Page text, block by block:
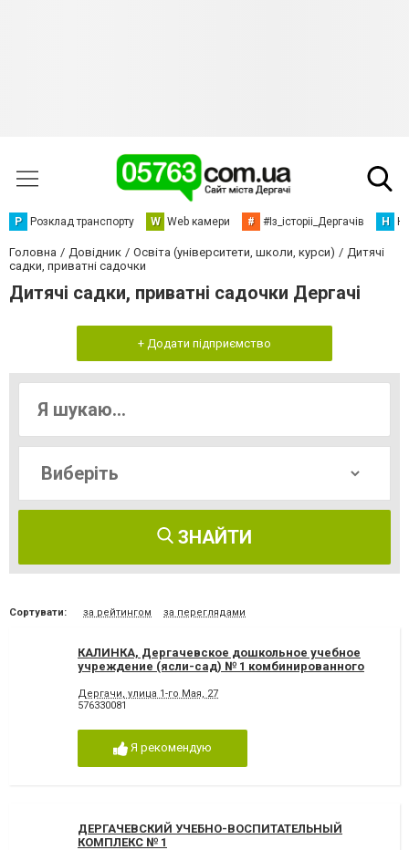
Р Розклад транспорту W Web камери # #Із_історіі_Дергачів Н
Головна Довідник Освіта (університети, школи, курси)
Дитячі
садки, приватні садочки
Дитячі садки, приватні садочки Дергачі
+ Додати підприємство
ЗНАЙТИ
Сортувати: за рейтингом за переглядами
КАЛИНКА, Дергачевское дошкольное учебное
учреждение (ясли-сад) № 1 комбинированного
Дергачи, улица 1-го Мая, 27
576330081
Я рекомендую
ДЕРГАЧЕВСКИЙ УЧЕБНО-ВОСПИТАТЕЛЬНЫЙ
КОМПЛЕКС № 1